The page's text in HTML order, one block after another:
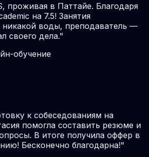
проживая в Паттайе. Благодаря
на 7.5! Занятия
никакой воды, преподаватель —
своего дела."
обучение
к собеседованиям на
помогла составить резюме и
В итоге получила оффер в
Бесконечно благодарна!"